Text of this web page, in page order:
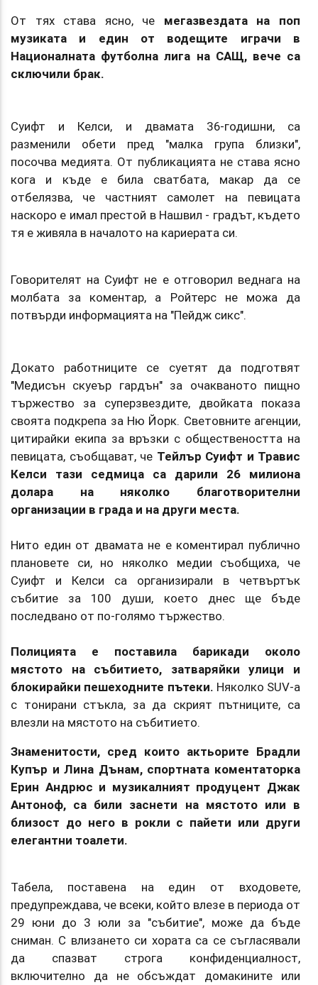
От тях става ясно, че мегазвездата на поп
музиката и един от водещите играчи в
Националната футболна лига на САЩ, вече са
сключили брак.
Суифт и Келси, и двамата 36-годишни, са
разменили обети пред "малка група близки",
посочва медията. От публикацията не става ясно
кога и къде е била сватбата, макар да се
отбелязва, че частният самолет на певицата
наскоро е имал престой в Нашвил - градът, където
тя е живяла в началото на кариерата си.
Говорителят на Суифт не е отговорил веднага на
молбата за коментар, а Ройтерс не можа да
потвърди информацията на "Пейдж сикс".
Докато работниците се суетят да подготвят
"Медисън скуеър гардън" за очакваното пищно
тържество за суперзвездите, двойката показа
своята подкрепа за Ню Йорк. Световните агенции,
цитирайки екипа за връзки с обществеността на
певицата, съобщават, че Тейлър Суифт и Травис
Келси тази седмица са дарили 26 милиона
долара на няколко благотворителни
организации в града и на други места.
Нито един от двамата не е коментирал публично
плановете си, но няколко медии съобщиха, че
Суифт и Келси са организирали в четвъртък
събитие за 100 души, което днес ще бъде
последвано от по-голямо тържество.
Полицията е поставила барикади около
мястото на събитието, затваряйки улици и
блокирайки пешеходните пътеки. Няколко SUV-а
с тонирани стъкла, за да скрият пътниците, са
влезли на мястото на събитието.
Знаменитости, сред които актьорите Брадли
Купър и Лина Дънам, спортната коментаторка
Ерин Андрюс и музикалният продуцент Джак
Антоноф, са били заснети на мястото или в
близост до него в рокли с пайети или други
елегантни тоалети.
Табела, поставена на един от входовете,
предупреждава, че всеки, който влезе в периода от
29 юни до 3 юли за "събитие", може да бъде
сниман. С влизането си хората са се съгласявали
да спазват строга конфиденциалност,
включително да не обсъждат домакините или